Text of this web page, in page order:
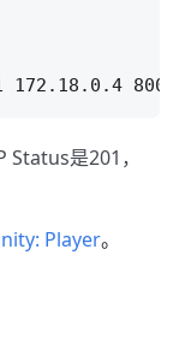
是201，
Player。